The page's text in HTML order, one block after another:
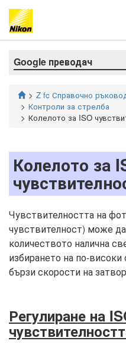
Google преводач
Z fc Справочно
Контроли за стрелба
Колелото за ISO
Колелото за
Чувствителността на
чувствителност) може
количеството налична
избирането на по-
бързи скорости на
Регулиране на